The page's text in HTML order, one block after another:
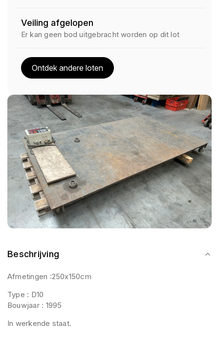
Beschrijving
Afmetingen :250x150cm
Type : D10
Bouwjaar : 1995
In werkende staat.
Veiling afgelopen
Er kan geen bod uitgebracht worden op dit lot
Ontdek andere loten